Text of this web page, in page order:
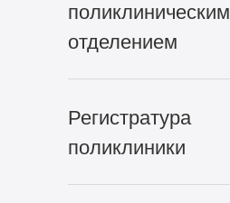
поликлиническим
отделением
Регистратура
поликлиники